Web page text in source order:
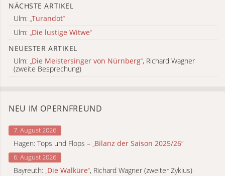
NÄCHSTE ARTIKEL
Ulm: „Turandot“
Ulm: „Die lustige Witwe“
NEUESTER ARTIKEL
Ulm: „Die Meistersinger von Nürnberg“, Richard Wagner
(zweite Besprechung)
NEU IM OPERNFREUND
7. August 2026
Hagen: Tops und Flops – „Bilanz der Saison 2025/26“
6. August 2026
Bayreuth: „Die Walküre“, Richard Wagner (zweiter Zyklus)